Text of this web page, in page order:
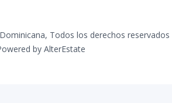
, Todos los derechos reservados
by AlterEstate